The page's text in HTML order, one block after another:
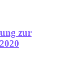
zur